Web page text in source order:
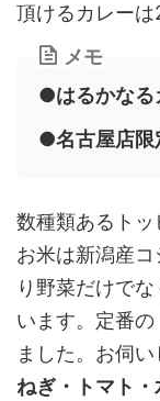
頂けるカレーは
メモ
●はるかなる
●名古屋店限
数種類あるトッ
お米は新潟産
り野菜だけで
います。定番
ました。お伺い
ねぎ・トマト